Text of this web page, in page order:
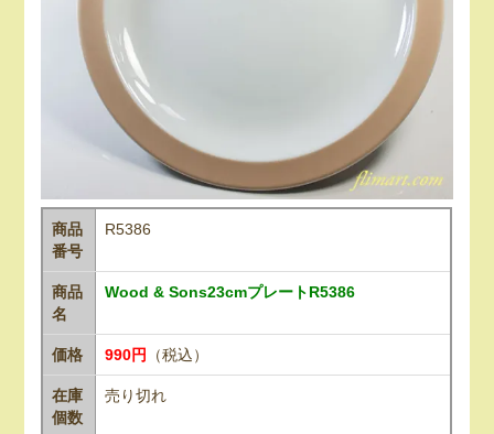
商品
番号
R5386
商品
名
Wood & Sons23cmプレートR5386
価格 990円 （税込）
在庫
個数
売り切れ